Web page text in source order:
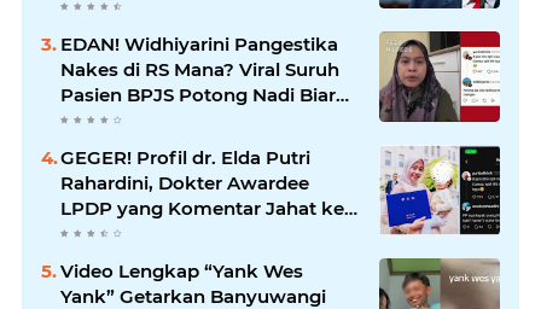
EDAN! Widhiyarini Pangestika
Nakes di RS Mana? Viral Suruh
Pasien BPJS Potong Nadi Biar
Dapat Ruangan
GEGER! Profil dr. Elda Putri
Rahardini, Dokter Awardee
LPDP yang Komentar Jahat ke
Pasien BPJS
Video Lengkap “Yank Wes
Yank” Getarkan Banyuwangi